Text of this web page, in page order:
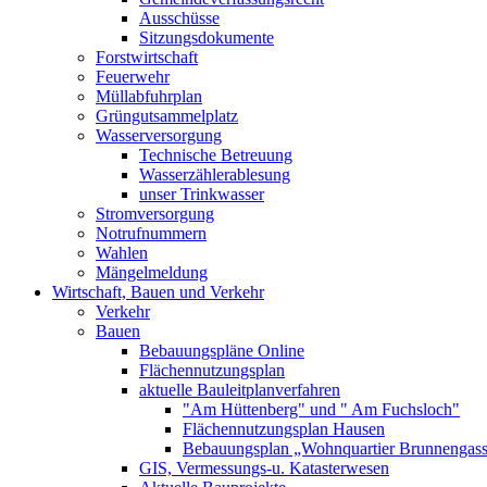
Ausschüsse
Sitzungsdokumente
Forstwirtschaft
Feuerwehr
Müllabfuhrplan
Grüngutsammelplatz
Wasserversorgung
Technische Betreuung
Wasserzählerablesung
unser Trinkwasser
Stromversorgung
Notrufnummern
Wahlen
Mängelmeldung
Wirtschaft, Bauen und Verkehr
Verkehr
Bauen
Bebauungspläne Online
Flächennutzungsplan
aktuelle Bauleitplanverfahren
"Am Hüttenberg" und " Am Fuchsloch"
Flächennutzungsplan Hausen
Bebauungsplan „Wohnquartier
GIS, Vermessungs-u. Katasterwesen